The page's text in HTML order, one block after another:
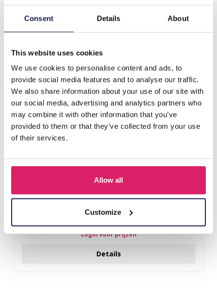
Consent Details About
This website uses cookies
We use cookies to personalise content and ads, to
provide social media features and to analyse our traffic.
We also share information about your use of our site with
our social media, advertising and analytics partners who
may combine it with other information that you’ve
provided to them or that they’ve collected from your use
of their services.
Allow all
Customize
Beschrijving
Anderen kochten ook
D-F5.5 E620-017G S. Steel 316L CZ Ear Piercing 12mm
Login voor prijzen
Details